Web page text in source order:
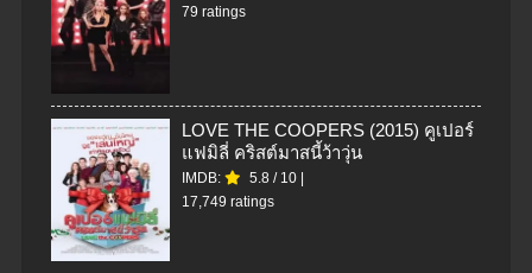
79 ratings
LOVE THE COOPERS (2015) คูเปอร์
แฟมิลี่ คริสต์มาสนี้ว้าวุ่น
IMDB: 5.8 / 10
17,749 ratings